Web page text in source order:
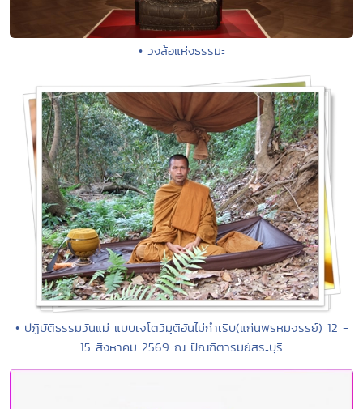
• วงล้อแห่งธรรมะ
• ปฏิบัติธรรมวันแม่ แบบเจโตวิมุติอันไม่กำเริบ(แก่นพรหมจรรย์) 12 -
15 สิงหาคม 2569 ณ ปัณฑิตารมย์สระบุรี